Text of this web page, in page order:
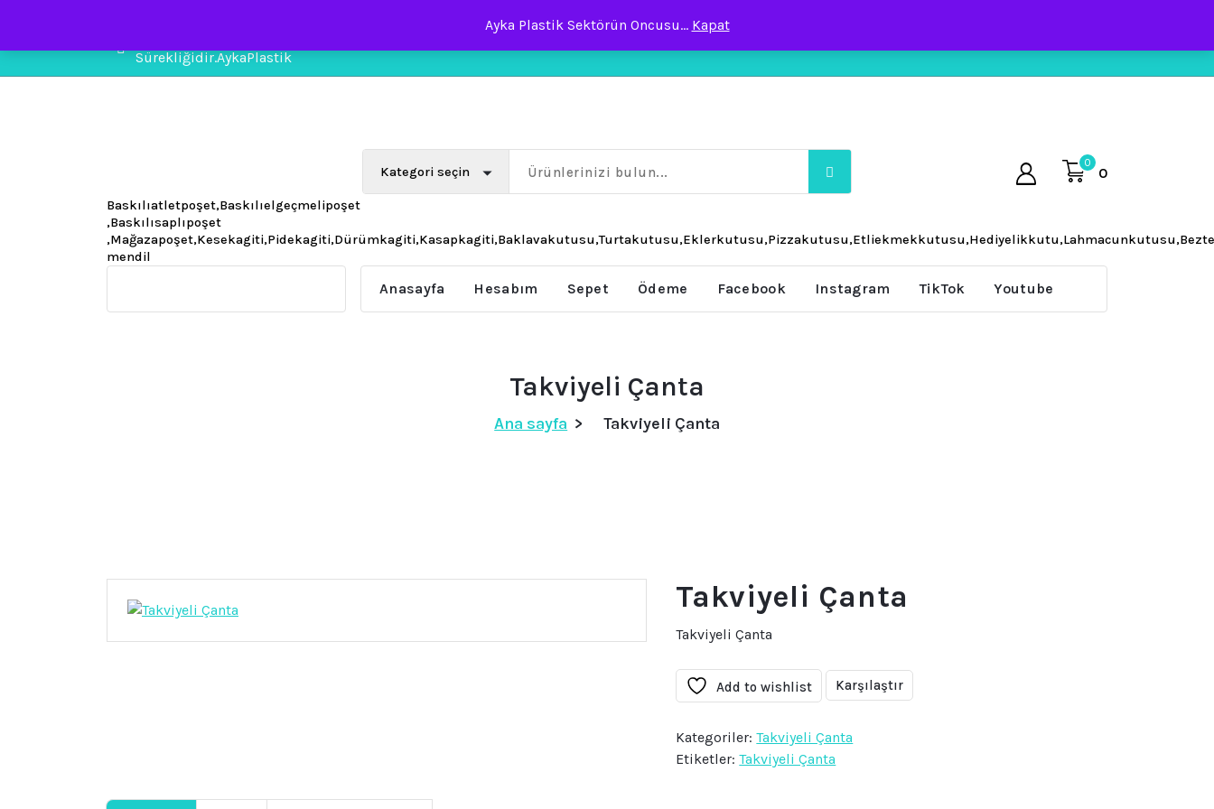
Ayka Plastik Sektörün Oncusu... Kapat
Sürekliğidir.AykaPlastik
Baskılıatletpoşet,Baskılıelgeçmelipoşet
,Baskılısaplıpoşet
mendil
0
0
Anasayfa Hesabım Sepet Ödeme Facebook Instagram TikTok Youtube
Takviyeli Çanta
Ana sayfa > Takviyeli Çanta
Takviyeli Çanta
Takviyeli Çanta
Add to wishlist Karşılaştır
Kategoriler:Takviyeli Çanta
Etiketler:Takviyeli Çanta